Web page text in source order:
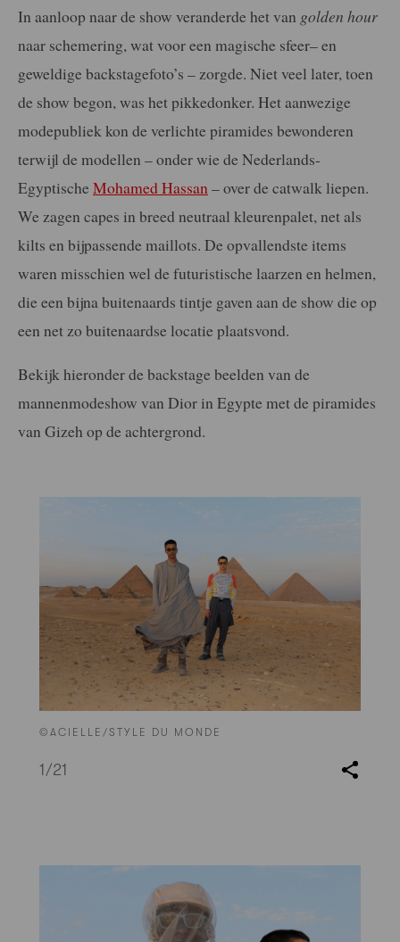
In aanloop naar de show veranderde het van golden hour
naar schemering, wat voor een magische sfeer– en
geweldige backstagefoto’s – zorgde. Niet veel later, toen
de show begon, was het pikkedonker. Het aanwezige
modepubliek kon de verlichte piramides bewonderen
terwijl de modellen – onder wie de Nederlands-
Egyptische Mohamed Hassan – over de catwalk liepen.
We zagen capes in breed neutraal kleurenpalet, net als
kilts en bijpassende maillots. De opvallendste items
waren misschien wel de futuristische laarzen en helmen,
die een bijna buitenaards tintje gaven aan de show die op
een net zo buitenaardse locatie plaatsvond.
Bekijk hieronder de backstage beelden van de
mannenmodeshow van Dior in Egypte met de piramides
van Gizeh op de achtergrond.
©ACIELLE/STYLE DU MONDE
1 /21